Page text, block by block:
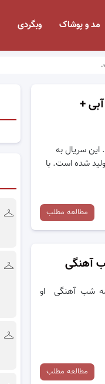
مد و پوشاک وبگردی
+
سریال به
شده است. با
مطالعه مطلب
آهنگی
شب آهنگی او
مطالعه مطلب